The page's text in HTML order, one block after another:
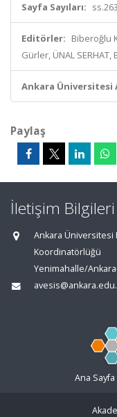
Sayfa Sayıları:
Editörler: Biberoğlu
Gürler, ÜNAL SERHAT,
Ankara Üniversitesi
Paylaş
İletişim Bilgileri
Ankara Üniversitesi
Koordinatörlüğü
Yenimahalle/
Ana Sayfa